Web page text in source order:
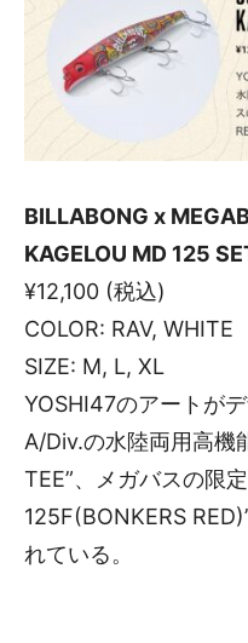
BILLABONG x
KAGELOU MD 125
¥12,100 (税込)
COLOR: RAV, WHITE
SIZE: M, L, XL
YOSHI47のアートが
A/Div.の水陸両用高機
TEE”、メガバスの限
125F(BONKERS
れている。